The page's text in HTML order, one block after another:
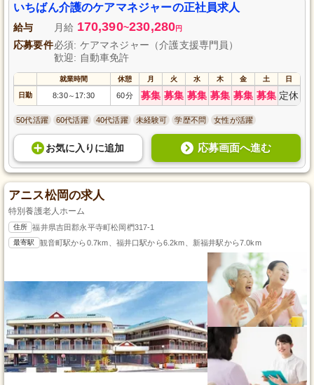
いちばん介護のケアマネジャーの正社員求人
給与 月給 170,390~230,280円
応募要件必須: ケアマネジャー（介護支援専門員）
歓迎: 自動車免許
就業時間 休憩 月 火 水 木 金 土 日
日勤 8:30～ 17:30 60分 募集 募集 募集 募集 募集 募集 定休
50代活躍 60代活躍 40代活躍 未経験可 学歴不問 女性が活躍
お気に入り に追加 応募画面へ進む
アニス松岡の求人
特別養護老人ホーム
住所 福井県吉田郡永平寺町松岡椚317-1
最寄駅 観音町駅から0.7km、福井口駅から6.2km、新福井駅から7.0km